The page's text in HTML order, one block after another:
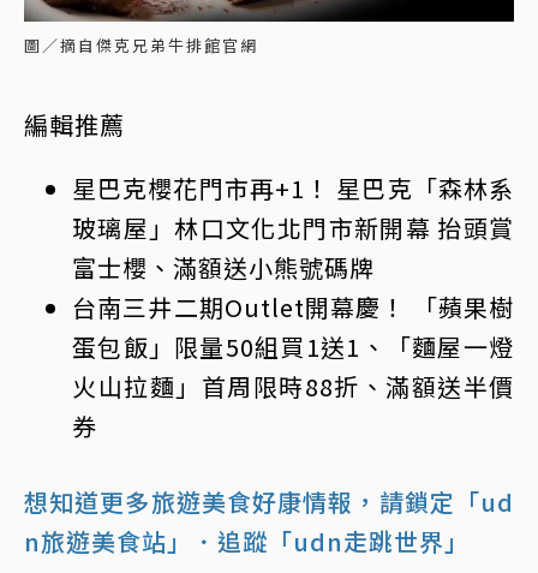
圖／摘自傑克兄弟牛排館官網
編輯推薦
星巴克櫻花門市再+1！ 星巴克「森林系
玻璃屋」林口文化北門市新開幕 抬頭賞
富士櫻、滿額送小熊號碼牌
台南三井二期Outlet開幕慶！ 「蘋果樹
蛋包飯」限量50組買1送1、「麵屋一燈
火山拉麵」首周限時88折、滿額送半價
券
想知道更多旅遊美食好康情報，請鎖定「ud
n旅遊美食站」
．追蹤「udn走跳世界」